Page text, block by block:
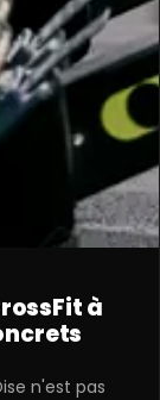
à
n'est pas